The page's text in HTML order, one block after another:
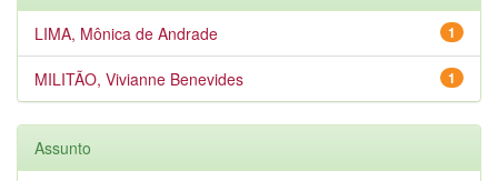
1
LIMA, Mônica de Andrade
1
MILITÃO, Vivianne Benevides
Assunto